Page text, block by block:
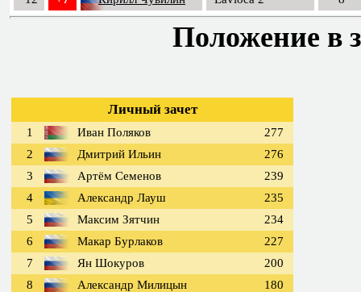
Положение в
Личный зачет
1 Иван Поляков
277
2
Дмитрий Ильин
276
3
Артём Семенов
239
4
Александр Лауш
235
5
Максим Зятчин
234
6
Макар Бурлаков
227
7
Ян Шокуров
200
8
Александр Милицын
180